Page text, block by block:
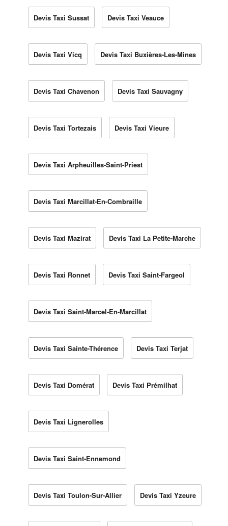
Devis Taxi Sussat Devis Taxi Veauce
Devis Taxi Vicq Devis Taxi Buxières-Les-Mines
Devis Taxi Chavenon Devis Taxi Sauvagny
Devis Taxi Tortezais Devis Taxi Vieure
Devis Taxi Arpheuilles-Saint-Priest
Devis Taxi Marcillat-En-Combraille
Devis Taxi Mazirat Devis Taxi La Petite-Marche
Devis Taxi Ronnet Devis Taxi Saint-Fargeol
Devis Taxi Saint-Marcel-En-Marcillat
Devis Taxi Sainte-Thérence Devis Taxi Terjat
Devis Taxi Domérat Devis Taxi Prémilhat
Devis Taxi Lignerolles
Devis Taxi Saint-Ennemond
Devis Taxi Toulon-Sur-Allier Devis Taxi Yzeure